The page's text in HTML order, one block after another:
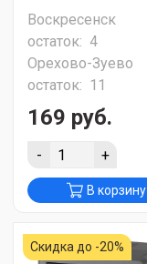
Воскресенск
остаток: 4
Орехово-Зуево
остаток: 11
169 руб.
- +
В корзину
Скидка до -20%